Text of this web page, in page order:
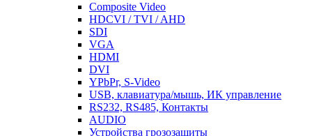
Composite Video
HDCVI / TVI / AHD
SDI
VGA
HDMI
DVI
YPbPr, S-Video
USB, клавиатура/мышь, ИК управление
RS232, RS485, Контакты
AUDIO
Устройства грозозащиты